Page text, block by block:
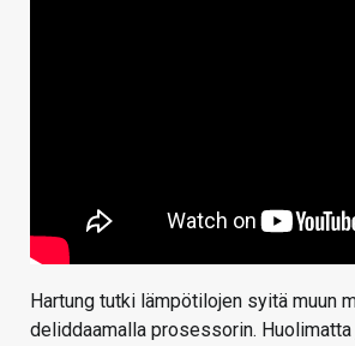
Hartung tutki lämpötilojen syitä muun
deliddaamalla prosessorin.